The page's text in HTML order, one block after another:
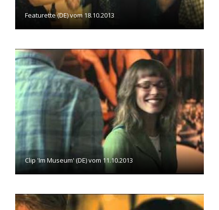
Featurette (DE) vom 18.10.2013
Clip 'Im Museum' (DE) vom 11.10.2013